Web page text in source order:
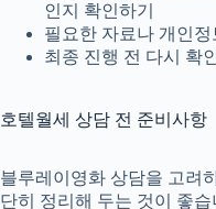
인지 확인하기
필요한 자료나 개인정
최종 진행 전 다시 확
호텔월세 상담 전 준비사항
블루레이영화 상담을 고려
단히 정리해 두는 것이 좋습